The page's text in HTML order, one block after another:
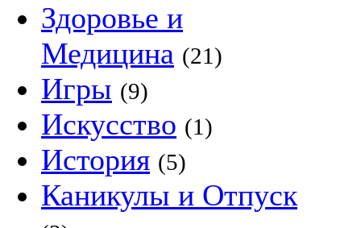
Здоровье и
Медицина (21)
Игры (9)
Искусство (1)
История (5)
Каникулы и Отпуск